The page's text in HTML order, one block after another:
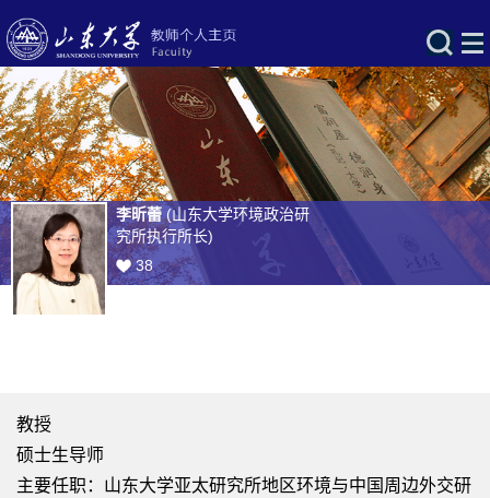
李昕蕾(山东大学环境政治研
究所执行所长)
38
教授
硕士生导师
主要任职：山东大学亚太研究所地区环境与中国周边外交研